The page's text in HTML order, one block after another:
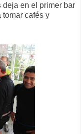
en el primer bar
tomar cafés y